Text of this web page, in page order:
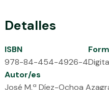
Detalles
ISBN
978-84-454-4926-4
Autor/es
José M.ª Díez-Ochoa